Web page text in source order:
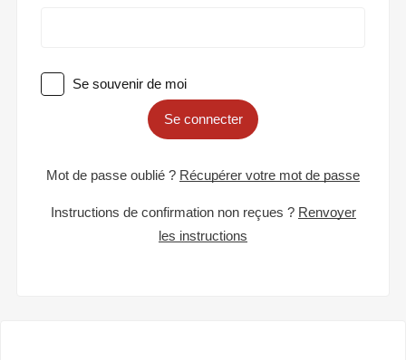
Se souvenir de moi
Se connecter
Mot de passe oublié ? Récupérer votre mot de passe
Instructions de confirmation non reçues ? Renvoyer
les instructions